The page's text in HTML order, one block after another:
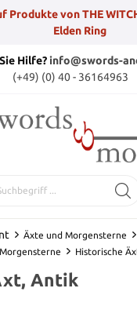
Produkte von THE
Elden Ring
Hilfe?info@swords-
(+49) (0) 40 - 36164963
Äxte und Morgensterne
Historische
Antik